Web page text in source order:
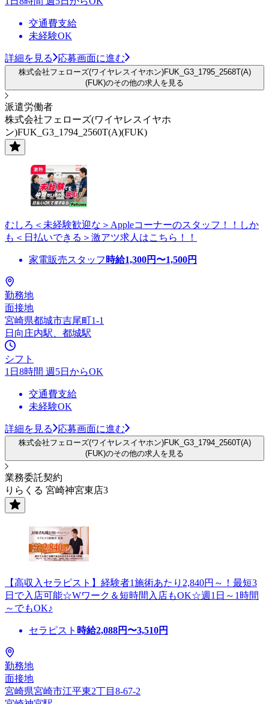
交通費支給
未経験OK
詳細を見る 応募画面に進む
株式会社フェローズ(ワイヤレスイヤホン)FUK_G3_1795_2568T(A)
(FUK)のその他の求人を見る
派遣労働者
株式会社フェローズ(ワイヤレスイヤホ
ン)FUK_G3_1794_2560T(A)(FUK)
むしろ＜未経験歓迎な＞Appleコーナーのスタッフ！！しか
も＜日払いできる＞激アツ求人はこちら！！
家電販売スタッフ 時給1,300円〜1,500円
勤務地
面接地
宮崎県都城市吉尾町1-1
日向庄内駅、都城駅
シフト
1日8時間 週5日からOK
交通費支給
未経験OK
詳細を見る 応募画面に進む
株式会社フェローズ(ワイヤレスイヤホン)FUK_G3_1794_2560T(A)
(FUK)のその他の求人を見る
業務委託契約
りらくる 宮崎神宮東店3
【高収入セラピスト】経験者1施術あたり2,840円～！最短3
日で入店可能☆Wワーク＆短時間入店もOK☆週1日～1時間
～でもOK♪
セラピスト 時給2,088円〜3,510円
勤務地
面接地
宮崎県宮崎市江平東2丁目8-67-2